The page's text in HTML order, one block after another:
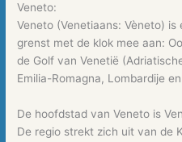
Veneto:
Veneto (Venetiaans: Vèneto)
grenst met de klok mee aan:
de Golf van Venetië
Emilia-Romagna, Lombardije
De hoofdstad van Veneto is
De regio strekt zich uit van de